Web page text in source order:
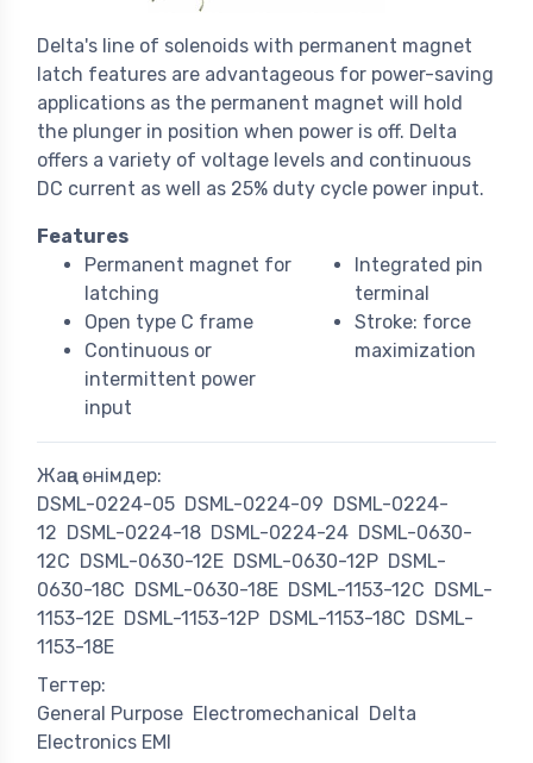
Delta's line of solenoids with permanent magnet
latch features are advantageous for power-saving
applications as the permanent magnet will hold
the plunger in position when power is off. Delta
offers a variety of voltage levels and continuous
DC current as well as 25% duty cycle power input.
Features
Permanent magnet for
latching
Open type C frame
Continuous or
intermittent power
input
Integrated pin
terminal
Stroke: force
maximization
Жаңа өнімдер:
DSML-0224-05 DSML-0224-09 DSML-0224-
12 DSML-0224-18 DSML-0224-24 DSML-0630-
12C DSML-0630-12E DSML-0630-12P DSML-
0630-18C DSML-0630-18E DSML-1153-12C DSML-
1153-12E DSML-1153-12P DSML-1153-18C DSML-
1153-18E
Тегтер:
General Purpose Electromechanical
Delta
Electronics EMI